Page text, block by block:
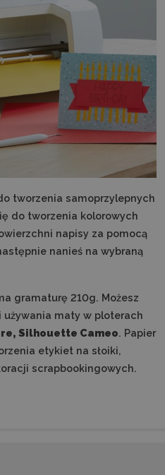
tworzenia samoprzylepnych
do tworzenia kolorowych
napisy za pomocą
nanieś na wybraną
gramaturę 210g. Możesz
maty w ploterach
Silhouette Cameo. Papier
etykiet na słoiki,
scrapbookingowych.